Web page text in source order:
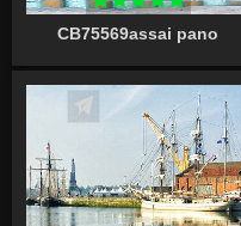
CB75569assai pano
Écrire un commentaire